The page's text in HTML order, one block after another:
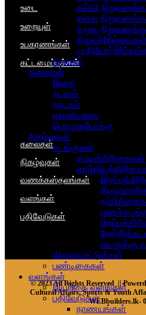
கல்வி
கலை
சமூக
சிறுவர்இல்லங்கள்
நூலகம்
கலைகள்
இசை
நடனம்
நாடகம்
ஏனையவை
பொழுதுபோக்கு
நிகழ்வுகள்
சடங்குகள்
சமயக்கிரிகைகள்
வயதுக்கு
விளையாட்டுக்கள்
பண்டிகைகள்
வளங்கள்
இயற்கை வளங்கள்
பதிவேடுகள்
நாணயங்கள்
உடை
உறையுள்
உபகரணங்கள்
கட்டமைப்புக்கள்
கலைகள்
நிகழ்வுகள்
வணக்கஸ்தலங்கள்
வளங்கள்
பதிவேடுகள்
© 2023 All Rights Reserved ||
Cultural Affairs, Sports & Youth
WEBbuilders.lk-